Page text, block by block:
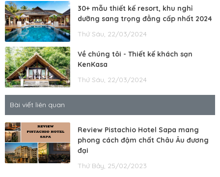
30+ mẫu thiết kế resort, khu nghỉ
dưỡng sang trọng đẳng cấp nhất 2024
Thứ Sáu, 22/03/2024
Về chúng tôi - Thiết kế khách sạn
KenKasa
Thứ Sáu, 22/03/2024
Bài viết liên quan
Review Pistachio Hotel Sapa mang
phong cách đậm chất Châu Âu đương
đại
Thứ Bảy, 25/02/2023